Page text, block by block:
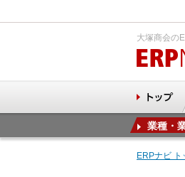
大塚商会の
業種・
ERPナビ ト